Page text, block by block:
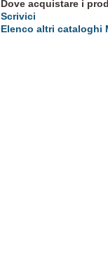
Dove acquistare i
Scrivici
Elenco altri cataloghi